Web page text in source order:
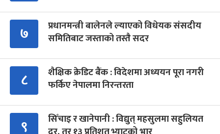
७
प्रधानमन्त्री बालेनले ल्याएको विधेयक संसदीय
समितिबाट जस्ताको तस्तै सदर
८
शैक्षिक क्रेडिट बैंक : विदेशमा अध्ययन पूरा नगरी
फर्किए नेपालमा निरन्तरता
९
सिँचाइ र खानेपानी : विद्युत् महसुलमा सहुलियत